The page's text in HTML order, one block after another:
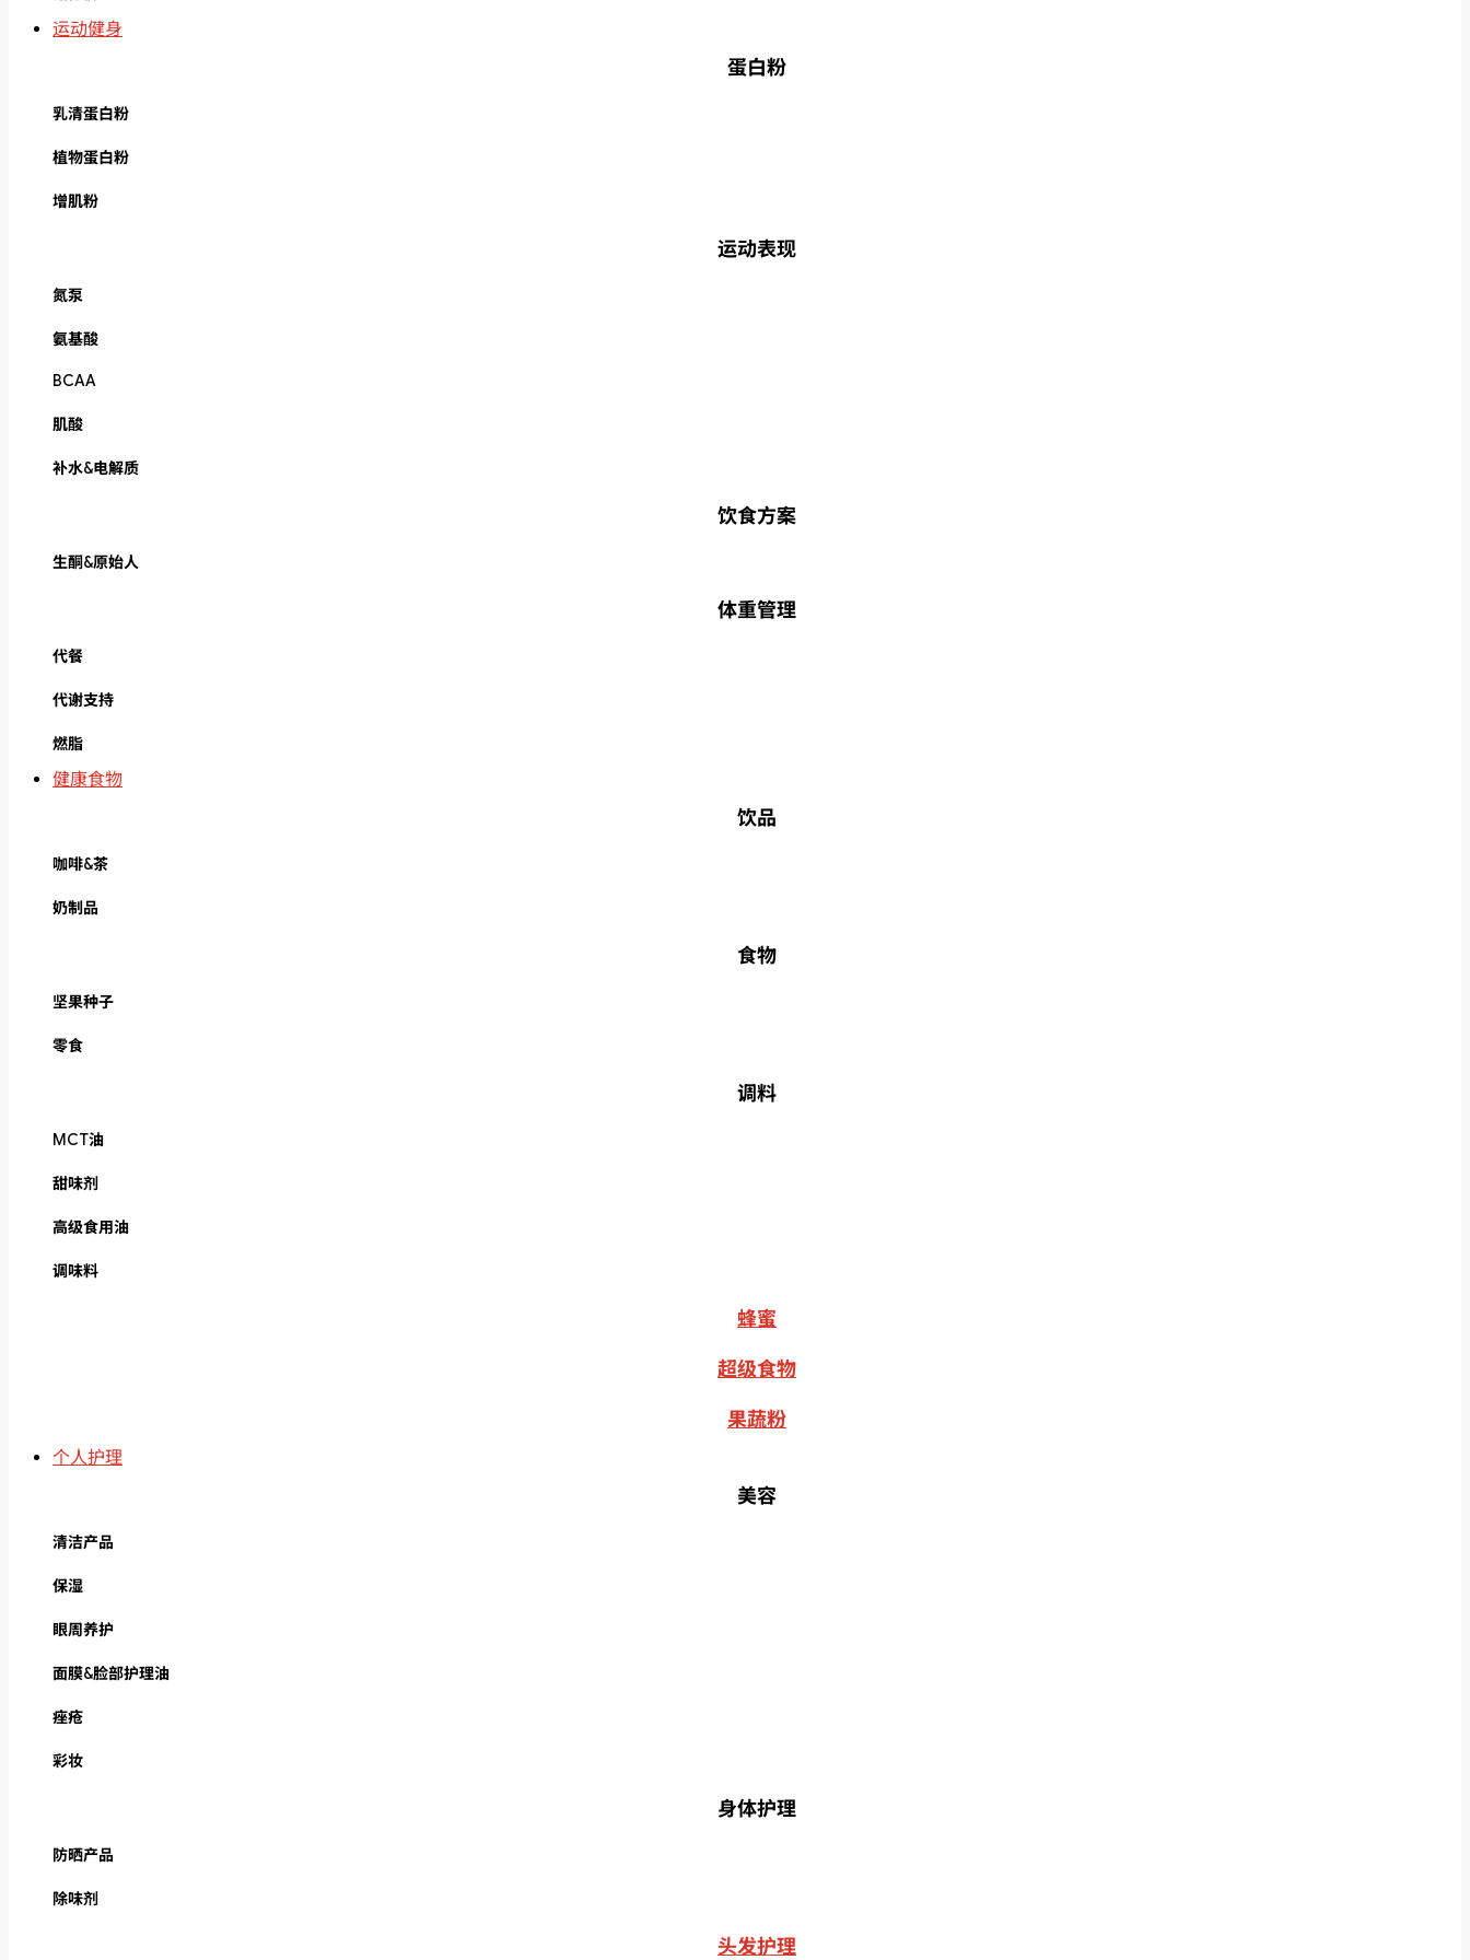
运动健身
蛋白粉
乳清蛋白粉
植物蛋白粉
增肌粉
运动表现
氮泵
氨基酸
BCAA
肌酸
补水&电解质
饮食方案
生酮&原始人
体重管理
代餐
代谢支持
燃脂
健康食物
饮品
咖啡&茶
奶制品
食物
坚果种子
零食
调料
MCT油
甜味剂
高级食用油
调味料
蜂蜜
超级食物
果蔬粉
个人护理
美容
清洁产品
保湿
眼周养护
面膜&脸部护理油
痤疮
彩妆
身体护理
防晒产品
除味剂
头发护理